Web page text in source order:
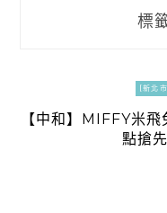
標
[新北
【中和】MIFFY米
點搶